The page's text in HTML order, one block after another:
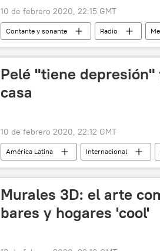
10 de febrero 2020, 22:15 GMT
Contante y sonante Radio
aranceles
PIB Economía
Pelé "tiene
casa
10 de febrero 2020, 22:12 GMT
América Latina Internacional
Murales 3D: el arte
bares y hogares 'cool'